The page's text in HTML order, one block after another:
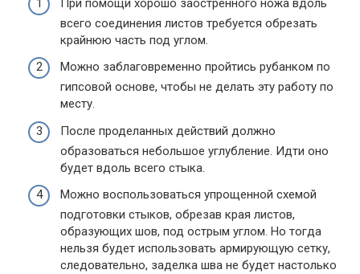
При помощи хорошо заостренного ножа вдоль
всего соединения листов требуется обрезать
крайнюю часть под углом.
Можно заблаговременно пройтись рубанком по
гипсовой основе, чтобы не делать эту работу по
месту.
После проделанных действий должно
образоваться небольшое углубление. Идти оно
будет вдоль всего стыка.
Можно воспользоваться упрощенной схемой
подготовки стыков, обрезав края листов,
образующих шов, под острым углом. Но тогда
нельзя будет использовать армирующую сетку,
следовательно, заделка шва не будет настолько